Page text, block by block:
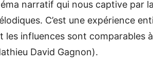
narratif qui nous captive par
C’est une expérience
les influences sont comparables à
David Gagnon).